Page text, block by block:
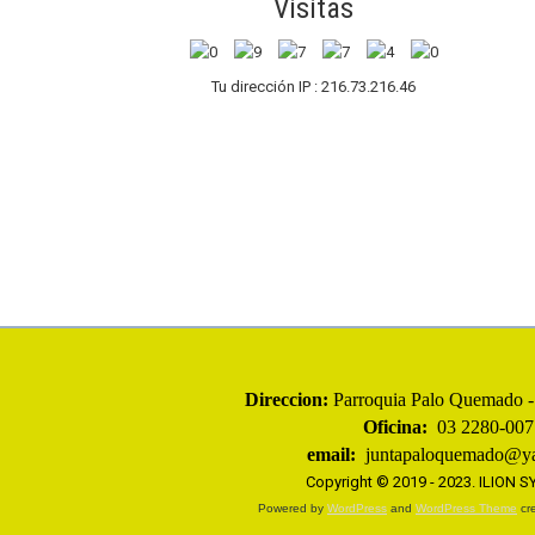
Visitas
Tu dirección IP : 216.73.216.46
Direccion: Parroquia Palo Quemado
Oficina: 03 2280-007
email:
Copyright © 2019 - 2023. ILION
Powered by WordPress and WordPress Theme